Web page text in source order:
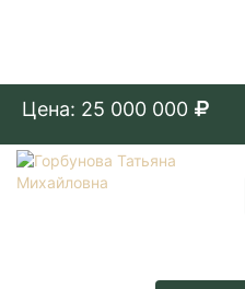
Цена: 25 000 000